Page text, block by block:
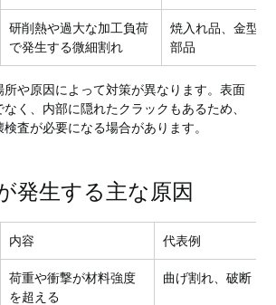
研削熱や過大な加工負荷
で発生する微細割れ
焼入れ品、金型、
部品
所や原因によって対策が異なります。表面
く、内部に隠れたクラックもあるため、
査が必要になる場合があります。
発生する主な原因
内容 代表例
荷重や衝撃が材料強度
を超える
曲げ割れ、破断